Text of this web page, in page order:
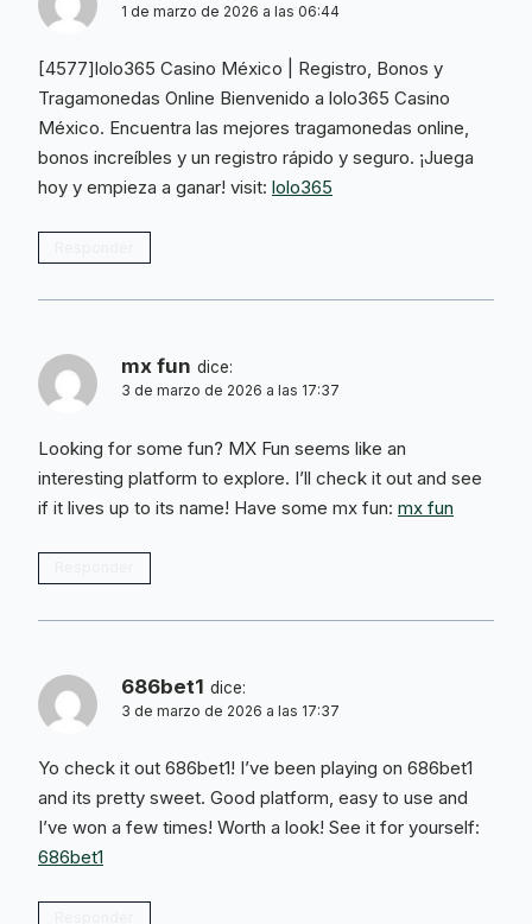
1 de marzo de 2026 a las 06:44
[4577]lolo365 Casino México | Registro, Bonos y
Tragamonedas Online Bienvenido a lolo365 Casino
México. Encuentra las mejores tragamonedas online,
bonos increíbles y un registro rápido y seguro. ¡Juega
hoy y empieza a ganar! visit: lolo365
mx fun dice:
3 de marzo de 2026 a las 17:37
Looking for some fun? MX Fun seems like an
interesting platform to explore. I’ll check it out and see
if it lives up to its name! Have some mx fun: mx fun
686bet1 dice:
3 de marzo de 2026 a las 17:37
Yo check it out 686bet1! I’ve been playing on 686bet1
and its pretty sweet. Good platform, easy to use and
I’ve won a few times! Worth a look! See it for yourself:
686bet1